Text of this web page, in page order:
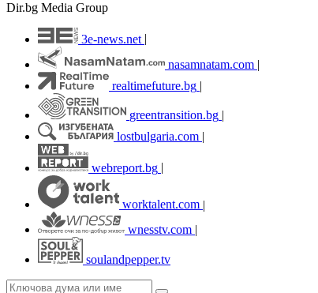
Dir.bg Media Group
3e-news.net
nasamnatam.com |
realtimefuture.bg |
greentransition.bg |
lostbulgaria.com |
webreport.bg
worktalent.com |
wnesstv.com |
soulandpepper.tv